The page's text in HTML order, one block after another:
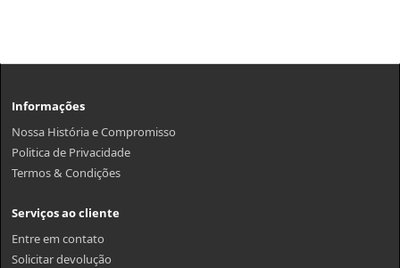
Informações
Nossa História e Compromisso
Politica de Privacidade
Termos & Condições
Serviços ao cliente
Entre em contato
Solicitar devolução